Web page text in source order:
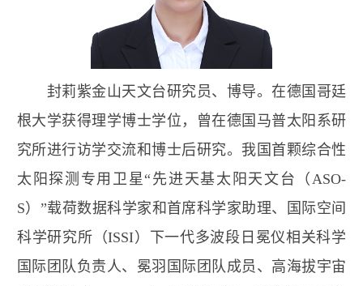
封莉紫金山天文台研究员、博导。在德国哥廷
根大学获得理学博士学位，曾在德国马普太阳系研
究所进行访学交流和博士后研究。我国首颗综合性
太阳探测专用卫星“先进天基太阳天文台（ ASO-
S）”载荷数据科学家和首席科学家助理、国际空间
科学研究所（ISSI）下一代多波段日冕仪相关科学
国际团队负责人、冕羽国际团队成员、高海拔宇宙